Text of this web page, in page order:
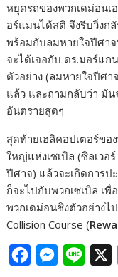
หยุดรถของพวกเดม่อนเ
อร์แมนได้สติ จึงรีบวิ่งก
พร้อมกับลมหายใจปีศา
จะได้เจอกับ ดร.มอร์แก
ตัวอย่าง (ลมหายใจปีศ
แล้ว และถามกลับว่า มั
อันตรายสุดๆ
สุดท้ายเฮลิคอปเตอร์ขอ
ใหญ่แห่งเซเบิล (ซิลเวอ
ปีศาจ) แล้วจะเกิดการป
ก็จะไปกับพวกเซเบิล เ
พวกเดม่อนชิงตัวอย่างไ
Collision Course (
M